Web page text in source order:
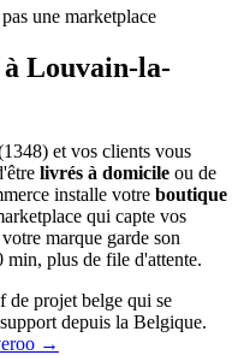
une marketplace
à Louvain-la-
1348) et vos clients vous
livrés à domicile ou de
installe votre boutique
qui capte vos
marque garde son
min, plus de file d'attente.
de projet belge qui se
depuis la Belgique.
→